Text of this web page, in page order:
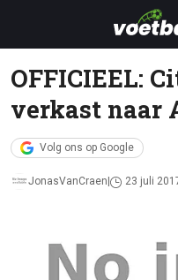
OFFICIEEL:
verkast naar
Volg ons op Google
JonasVanCraen 23 juli